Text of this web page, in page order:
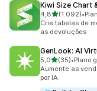
Kiwi Size Chart
4,8de 5 estrelas
(1.092)
1092 avaliações
•
Crie tabelas de
as devoluções
GenLook: AI
5,0de 5 estrelas
(35)
35 avaliações ao
•Plano
Aumente as
por IA.